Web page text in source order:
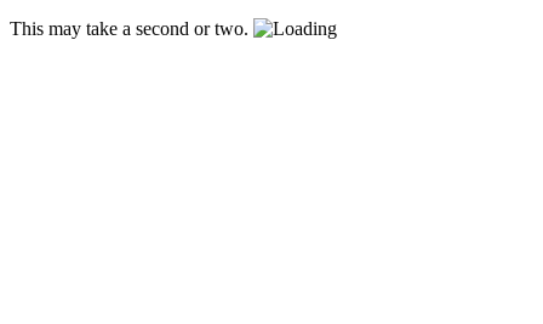
This may take a second or two.